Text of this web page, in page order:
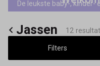
Jeans
meisjes
jassen
De leukste baby-, kinder-
Jassen 12
Filters